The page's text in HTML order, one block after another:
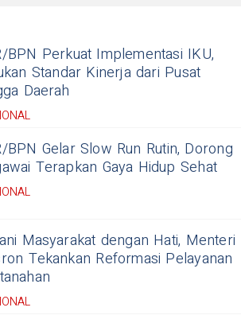
BPN Perkuat Implementasi IKU,
Standar Kinerja dari Pusat
Daerah
BPN Gelar Slow Run Rutin, Dorong
Terapkan Gaya Hidup Sehat
Masyarakat dengan Hati, Menteri
Tekankan Reformasi Pelayanan